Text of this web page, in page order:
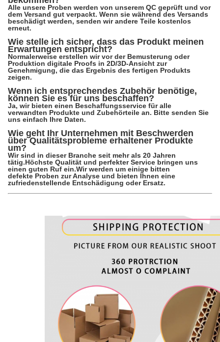
Alle unsere Proben werden von unserem QC geprüft und vor
dem Versand gut verpackt. Wenn sie während des Versands
beschädigt werden, senden wir andere Teile kostenlos
erneut.
Wie stelle ich sicher, dass das Produkt meinen
Erwartungen entspricht?
Normalerweise erstellen wir vor der Bemusterung oder
Produktion digitale Proofs in 2D/3D-Ansicht zur
Genehmigung, die das Ergebnis des fertigen Produkts
zeigen.
Wenn ich entsprechendes Zubehör benötige,
können Sie es für uns beschaffen?
Ja, wir bieten einen Beschaffungsservice für alle
verwandten Produkte und Zubehörteile an. Bitte senden Sie
uns einfach Ihre Daten.
Wie geht Ihr Unternehmen mit Beschwerden
über Qualitätsprobleme erhaltener Produkte
um?
Wir sind in dieser Branche seit mehr als 20 Jahren
tätig.Höchste Qualität und perfekter Service bringen uns
einen guten Ruf ein.Wir werden um einige bitten
defekte Proben zur Analyse und bieten Ihnen eine
zufriedenstellende Entschädigung oder Ersatz.